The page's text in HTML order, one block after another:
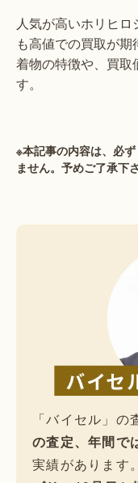
人気が高いホリヒ
も高値での買取が
着物の特徴や、買取
す。
※本記事の内容は、必
ません。予めご了承下さ
「バイセル」の
の査定、年間で
実績があります